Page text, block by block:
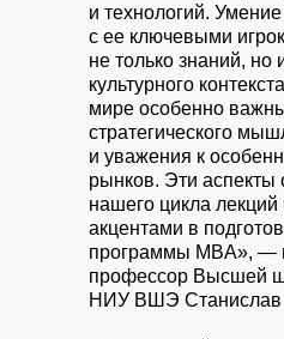
и технологий.
с ее ключевыми
не только знаний, но
культурного
мире особенно
стратегического
и уважения к
рынков. Эти аспекты
нашего цикла
акцентами в
программы MBA», —
профессор Высшей
НИУ ВШЭ Станислав